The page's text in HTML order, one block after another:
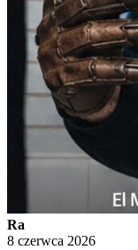
Ra
8 czerwca 2026